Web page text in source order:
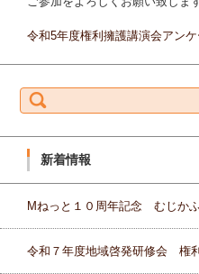
令和5年度権利擁護講演会アン
検索:
新着情報
Mねっと１０周年記念 むじか
令和７年度地域啓発研修会 権